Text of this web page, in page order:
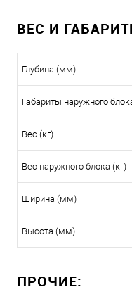
ВЕС И
Глубина (мм)
Габариты наружного
Вес (кг)
Вес наружного блока (кг)
Ширина (мм)
Высота (мм)
ПРОЧИЕ: